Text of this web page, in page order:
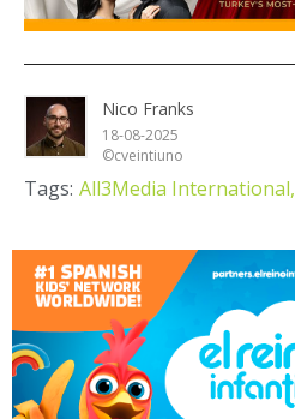
Nico Franks
18-08-2025
©cveintiuno
Tags: All3Media International,